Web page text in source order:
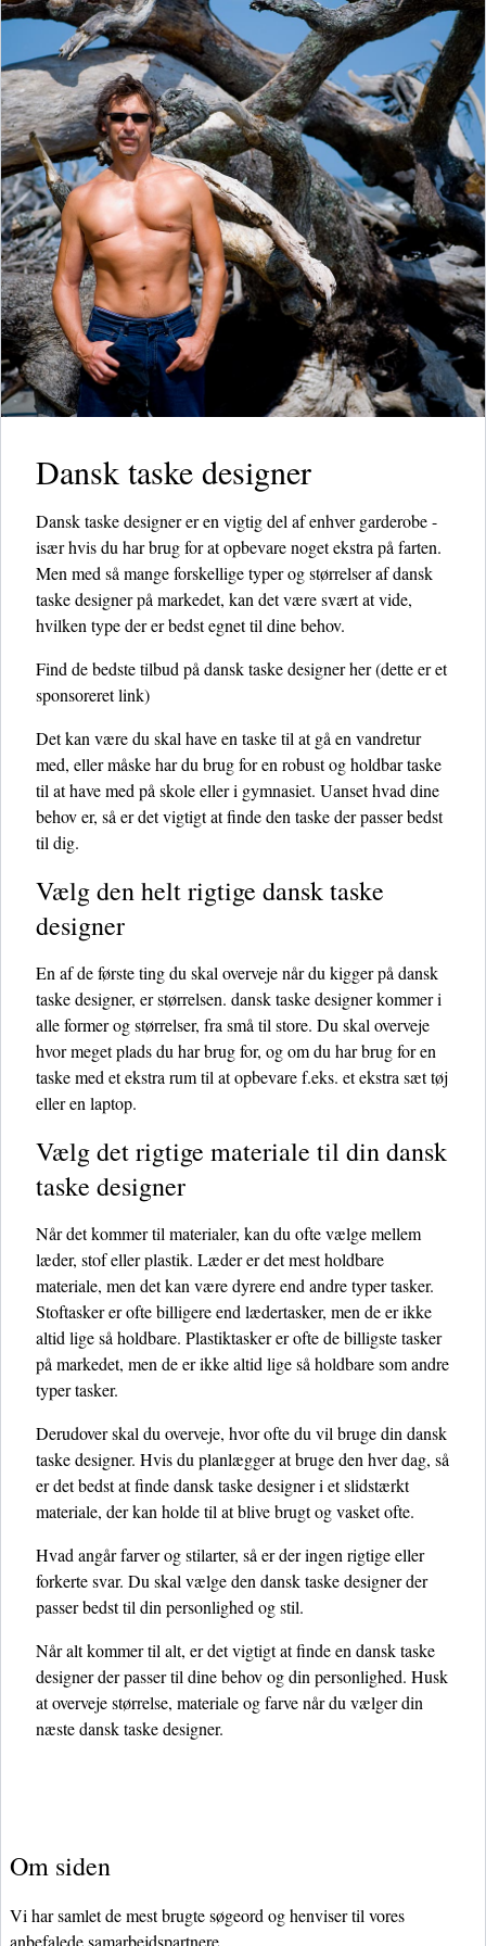
Dansk taske designer
Dansk taske designer er en vigtig del af enhver garderobe -
især hvis du har brug for at opbevare noget ekstra på farten.
Men med så mange forskellige typer og størrelser af dansk
taske designer på markedet, kan det være svært at vide,
hvilken type der er bedst egnet til dine behov.
Find de bedste tilbud på dansk taske designer her(dette er et
sponsoreret link)
Det kan være du skal have en taske til at gå en vandretur
med, eller måske har du brug for en robust og holdbar taske
til at have med på skole eller i gymnasiet. Uanset hvad dine
behov er, så er det vigtigt at finde den taske der passer bedst
til dig.
Vælg den helt rigtige dansk taske
designer
En af de første ting du skal overveje når du kigger på dansk
taske designer, er størrelsen. dansk taske designer kommer i
alle former og størrelser, fra små til store. Du skal overveje
hvor meget plads du har brug for, og om du har brug for en
taske med et ekstra rum til at opbevare f.eks. et ekstra sæt tøj
eller en laptop.
Vælg det rigtige materiale til din dansk
taske designer
Når det kommer til materialer, kan du ofte vælge mellem
læder, stof eller plastik. Læder er det mest holdbare
materiale, men det kan være dyrere end andre typer tasker.
Stoftasker er ofte billigere end lædertasker, men de er ikke
altid lige så holdbare. Plastiktasker er ofte de billigste tasker
på markedet, men de er ikke altid lige så holdbare som andre
typer tasker.
Derudover skal du overveje, hvor ofte du vil bruge din dansk
taske designer. Hvis du planlægger at bruge den hver dag, så
er det bedst at finde dansk taske designer i et slidstærkt
materiale, der kan holde til at blive brugt og vasket ofte.
Hvad angår farver og stilarter, så er der ingen rigtige eller
forkerte svar. Du skal vælge den dansk taske designer der
passer bedst til din personlighed og stil.
Når alt kommer til alt, er det vigtigt at finde en dansk taske
designer der passer til dine behov og din personlighed. Husk
at overveje størrelse, materiale og farve når du vælger din
næste dansk taske designer.
Om siden
Vi har samlet de mest brugte søgeord og henviser til vores
anbefalede samarbejdspartnere.